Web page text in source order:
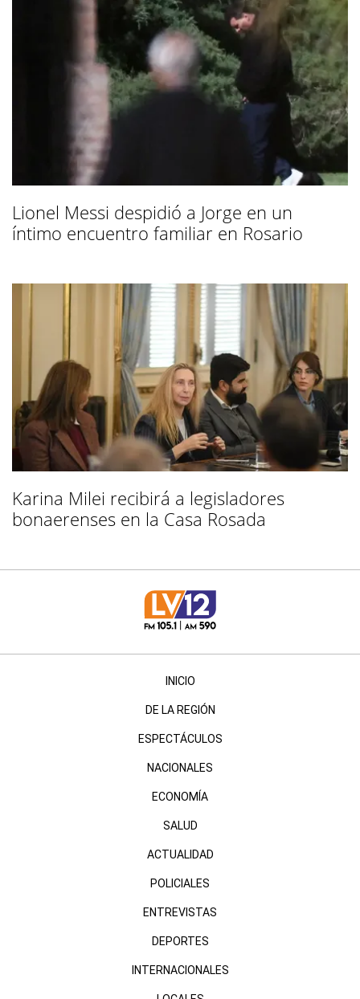
Lionel Messi despidió a Jorge en un
íntimo encuentro familiar en Rosario
Karina Milei recibirá a legisladores
bonaerenses en la Casa Rosada
INICIO
DE LA REGIÓN
ESPECTÁCULOS
NACIONALES
ECONOMÍA
SALUD
ACTUALIDAD
POLICIALES
ENTREVISTAS
DEPORTES
INTERNACIONALES